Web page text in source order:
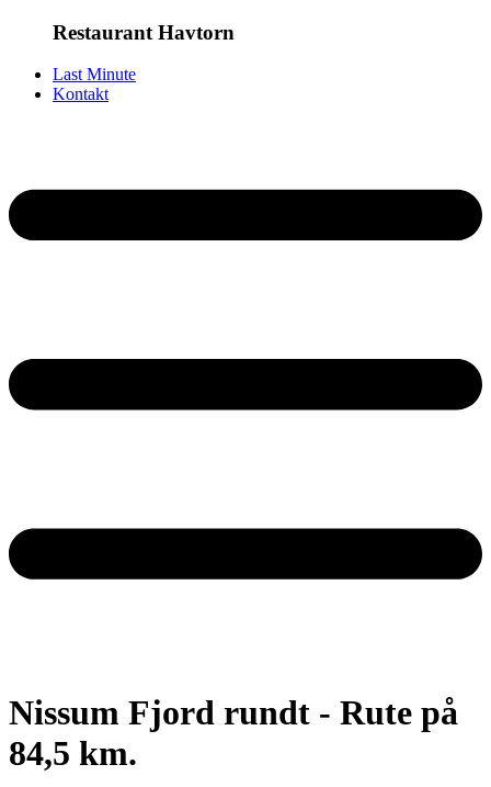
Restaurant Havtorn
Last Minute
Kontakt
Nissum Fjord rundt - Rute på
84,5 km.